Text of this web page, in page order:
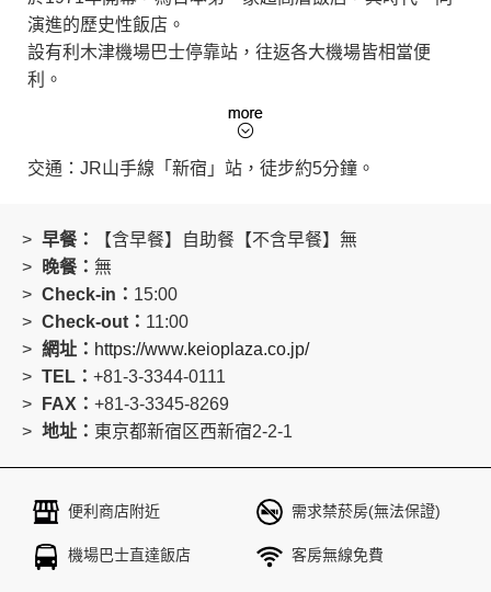
演進的歷史性飯店。
設有利木津機場巴士停靠站，往返各大機場皆相當便
利。
本飯店為【迪士尼度假區好鄰居飯店】，提供免費接駁
車往返飯店與迪士尼度假區。
※接駁車採預約制，名額有限，額滿時無法搭乘。退房
交通：JR山手線「新宿」站，徒步約5分鐘。
早餐：
【含早餐】自助餐【不含早餐】無
晚餐： 無
Check-in： 15:00
Check-out： 11:00
網址： https://www.keioplaza.co.jp/
TEL： +81-3-3344-0111
FAX： +81-3-3345-8269
地址： 東京都新宿区西新宿2-2-1
便利商店附近 需求禁菸房(無法保證)
機場巴士直達飯店 客房無線免費